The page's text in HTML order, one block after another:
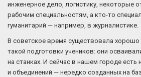
инженерное дело, логистику, некоторые
рабочим специальностям, а кто-то
гуманитарий — например, в журналистике.
В советское время существовала хорошо
такой подготовки учеников: они
на станках. И сейчас в нашем городе есть
и объединений — нередко созданных на